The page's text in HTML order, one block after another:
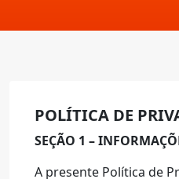
POLÍTICA DE
SEÇÃO 1 –
A presente Política de